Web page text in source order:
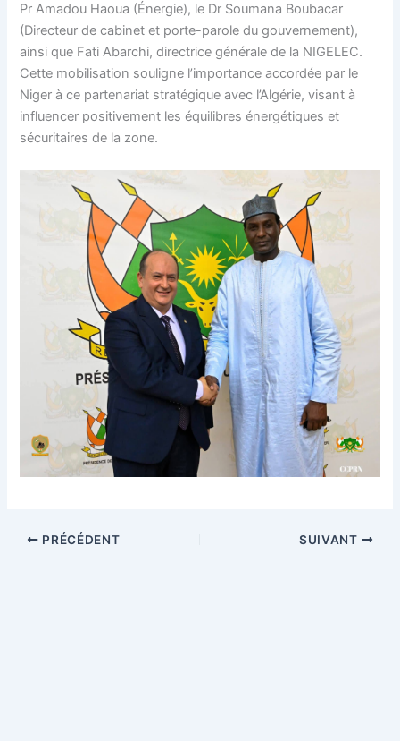
Pr Amadou Haoua (Énergie), le Dr Soumana Boubacar
(Directeur de cabinet et porte-parole du gouvernement),
ainsi que Fati Abarchi, directrice générale de la NIGELEC.
Cette mobilisation souligne l’importance accordée par le
Niger à ce partenariat stratégique avec l’Algérie, visant à
influencer positivement les équilibres énergétiques et
sécuritaires de la zone.
PRÉCÉDENT SUIVANT